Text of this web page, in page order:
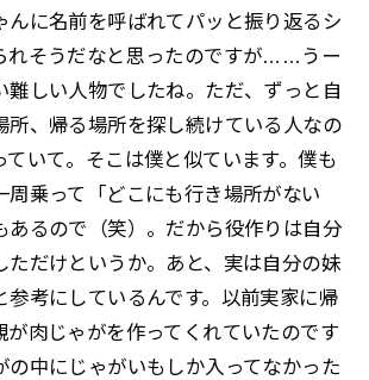
んに名前を呼ばれてパッと振り返るシ
れそうだなと思ったのですが……うー
しい人物でしたね。ただ、ずっと自
所、帰る場所を探し続けている人なの
ていて。そこは僕と似ています。僕も
周乗って「どこにも行き場所がない
あるので（笑）。だから役作りは自分
ただけというか。あと、実は自分の妹
参考にしているんです。以前実家に帰
が肉じゃがを作ってくれていたのです
の中にじゃがいもしか入ってなかった